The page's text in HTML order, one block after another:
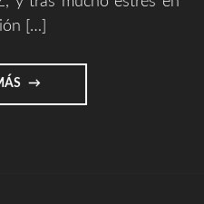
[…]
"REPASOS
HISTORICOS